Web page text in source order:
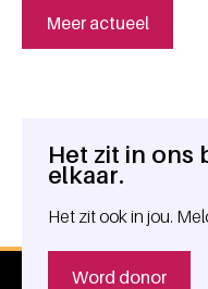
Meer actueel
Algemene
Het zit in ons
elkaar.
Het zit ook in jou.
Word donor